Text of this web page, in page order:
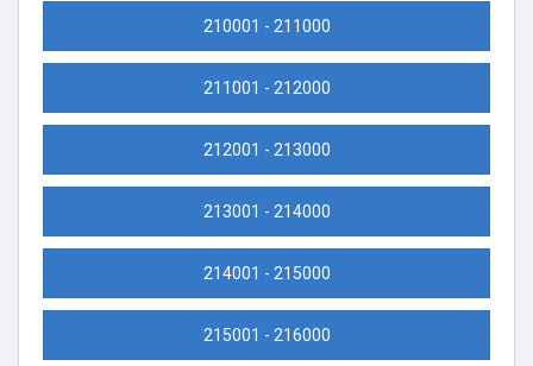
210001 - 211000
211001 - 212000
212001 - 213000
213001 - 214000
214001 - 215000
215001 - 216000